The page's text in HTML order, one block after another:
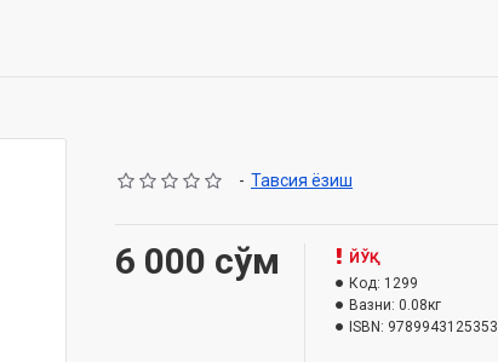
- Тавсия ёзиш
6 000 сўм
ЙЎҚ
Код: 1299
Вазни: 0.08кг
ISBN: 9789943125353